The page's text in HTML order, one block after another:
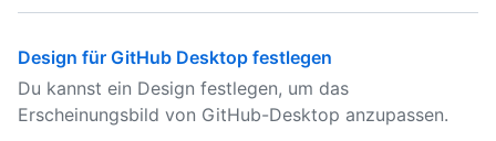
Design für GitHub Desktop festlegen
Du kannst ein Design festlegen, um das
Erscheinungsbild von GitHub-Desktop anzupassen.